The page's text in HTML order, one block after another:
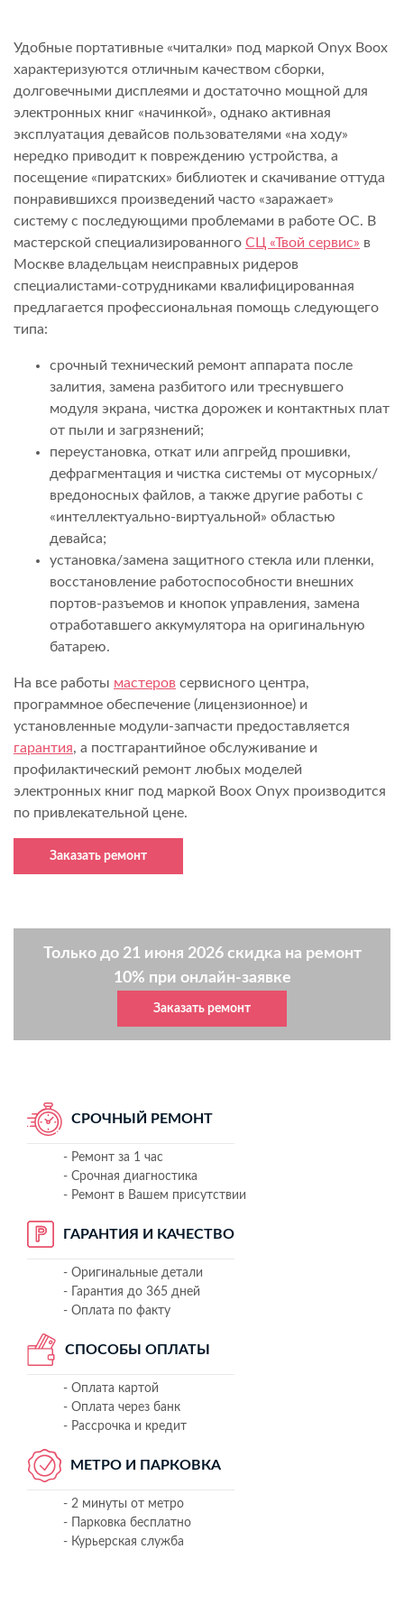
Удобные портативные «читалки» под маркой Onyx Boox
характеризуются отличным качеством сборки,
долговечными дисплеями и достаточно мощной для
электронных книг «начинкой», однако активная
эксплуатация девайсов пользователями «на ходу»
нередко приводит к повреждению устройства, а
посещение «пиратских» библиотек и скачивание оттуда
понравившихся произведений часто «заражает»
систему с последующими проблемами в работе ОС. В
мастерской специализированного СЦ «Твой сервис» в
Москве владельцам неисправных ридеров
специалистами-сотрудниками квалифицированная
предлагается профессиональная помощь следующего
типа:
срочный технический ремонт аппарата после
залития, замена разбитого или треснувшего
модуля экрана, чистка дорожек и контактных плат
от пыли и загрязнений;
переустановка, откат или апгрейд прошивки,
дефрагментация и чистка системы от мусорных/
вредоносных файлов, а также другие работы с
«интеллектуально-виртуальной» областью
девайса;
установка/замена защитного стекла или пленки,
восстановление работоспособности внешних
портов-разъемов и кнопок управления, замена
отработавшего аккумулятора на оригинальную
батарею.
На все работы мастеров сервисного центра,
программное обеспечение (лицензионное) и
установленные модули-запчасти предоставляется
гарантия, а постгарантийное обслуживание и
профилактический ремонт любых моделей
электронных книг под маркой Boox Onyx производится
по привлекательной цене.
Заказать ремонт
Только до 21 июня 2026 скидка на ремонт
10% при онлайн-заявке
Заказать ремонт
СРОЧНЫЙ РЕМОНТ
- Ремонт за 1 час
- Срочная диагностика
- Ремонт в Вашем присутствии
ГАРАНТИЯ И КАЧЕСТВО
- Оригинальные детали
- Гарантия до 365 дней
- Оплата по факту
СПОСОБЫ ОПЛАТЫ
- Оплата картой
- Оплата через банк
- Рассрочка и кредит
МЕТРО И ПАРКОВКА
- 2 минуты от метро
- Парковка бесплатно
- Курьерская служба